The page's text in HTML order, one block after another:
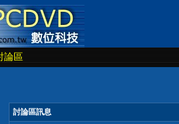
論區
討論區訊息